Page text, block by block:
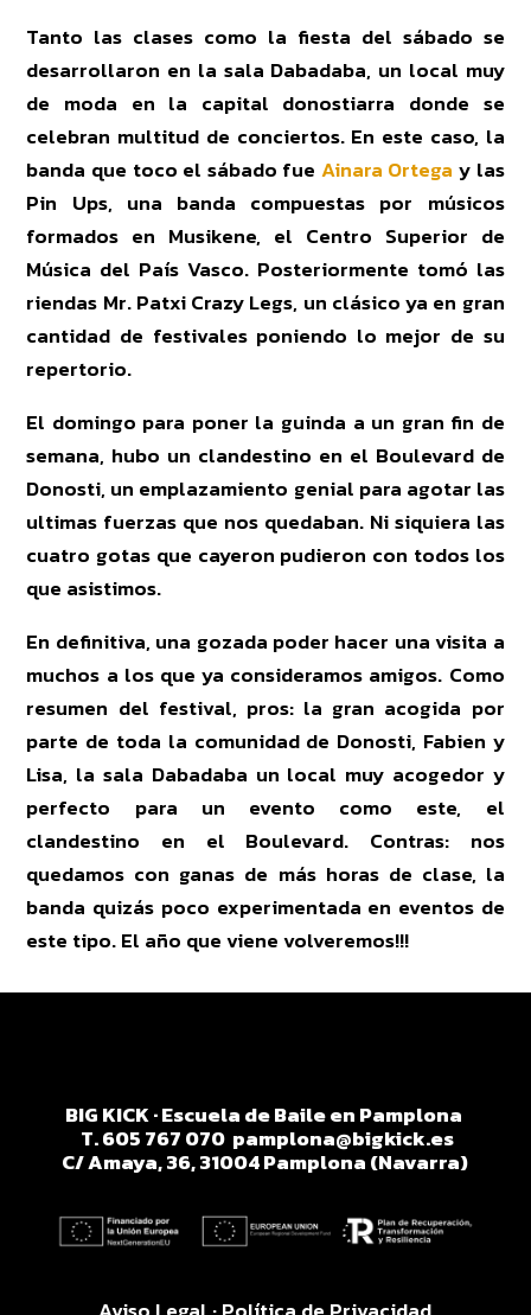
Tanto las clases como la fiesta del sábado se
desarrollaron en la sala Dabadaba, un local muy
de moda en la capital donostiarra donde se
celebran multitud de conciertos. En este caso, la
banda que toco el sábado fue Ainara Ortega y las
Pin Ups, una banda compuestas por músicos
formados en Musikene, el Centro Superior de
Música del País Vasco. Posteriormente tomó las
riendas Mr. Patxi Crazy Legs, un clásico ya en gran
cantidad de festivales poniendo lo mejor de su
repertorio.
El domingo para poner la guinda a un gran fin de
semana, hubo un clandestino en el Boulevard de
Donosti, un emplazamiento genial para agotar las
ultimas fuerzas que nos quedaban. Ni siquiera las
cuatro gotas que cayeron pudieron con todos los
que asistimos.
En definitiva, una gozada poder hacer una visita a
muchos a los que ya consideramos amigos. Como
resumen del festival, pros: la gran acogida por
parte de toda la comunidad de Donosti, Fabien y
Lisa, la sala Dabadaba un local muy acogedor y
perfecto para un evento como este, el
clandestino en el Boulevard. Contras: nos
quedamos con ganas de más horas de clase, la
banda quizás poco experimentada en eventos de
este tipo. El año que viene volveremos!!!
BIG KICK · Escuela de Baile en Pamplona
T. 605 767 070 pamplona@bigkick.es
C/ Amaya, 36, 31004 Pamplona (Navarra)